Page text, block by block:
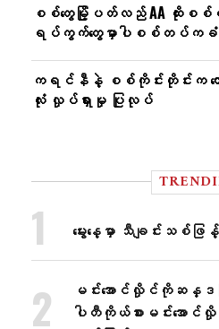
စစ်တွေမြို့ပတ်လည် AA ထိုးစ
ရပ်ကွက်တွေမှာပါစစ်တပ်ကခံ
ကရင်နီနဲ့ စစ်ကိုင်းတိုင်းက တေ
လုံး လှုပ်ရှားမှု ပြုလုပ်
မွေးနေ့မှာ သီချင်းသစ်
မင်းအောင်လှိုင်ကိုဆန္
ပါတီကိုယ်စားမင်းအော